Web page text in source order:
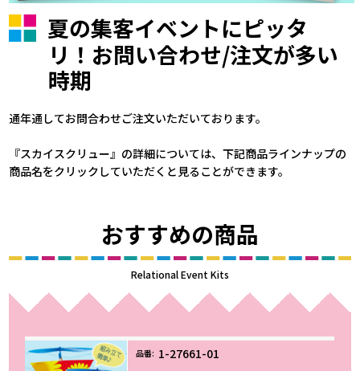
夏の集客イベントにピッタ
リ！お問い合わせ/注文が多い
時期
通年通してお問合わせご注文いただいております。
『スカイスクリュー』の詳細については、下記商品ラインナップの
商品名をクリックしていただくと見ることができます。
おすすめの商品
Relational Event Kits
1-27661-01